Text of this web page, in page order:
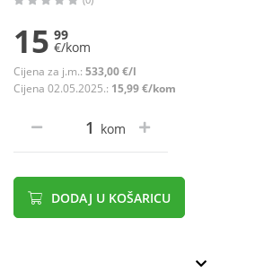
15 99
€/kom
Cijena za j.m.: 533,00 €/l
Cijena 02.05.2025.: 15,99 €/kom
kom
DODAJ U KOŠARICU